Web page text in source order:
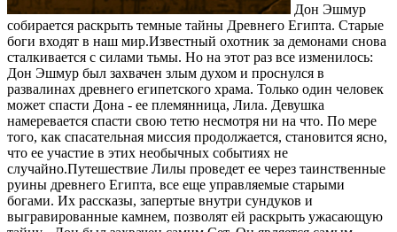
Дон Эшмур
собирается раскрыть темные тайны Древнего Египта. Старые
боги входят в наш мир.Известный охотник за демонами снова
сталкивается с силами тьмы. Но на этот раз все изменилось:
Дон Эшмур был захвачен злым духом и проснулся в
развалинах древнего египетского храма. Только один человек
может спасти Дона - ее племянница, Лила. Девушка
намеревается спасти свою тетю несмотря ни на что. По мере
того, как спасательная миссия продолжается, становится ясно,
что ее участие в этих необычных событиях не
случайно.Путешествие Лилы проведет ее через таинственные
руины древнего Египта, все еще управляемые старыми
богами. Их рассказы, запертые внутри сундуков и
выгравированные камнем, позволят ей раскрыть ужасающую